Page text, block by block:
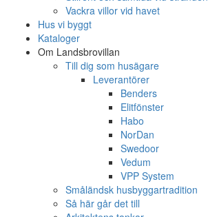
Vackra villor vid havet
Hus vi byggt
Kataloger
Om Landsbrovillan
Till dig som husägare
Leverantörer
Benders
Elitfönster
Habo
NorDan
Swedoor
Vedum
VPP System
Småländsk husbyggartradition
Så här går det till